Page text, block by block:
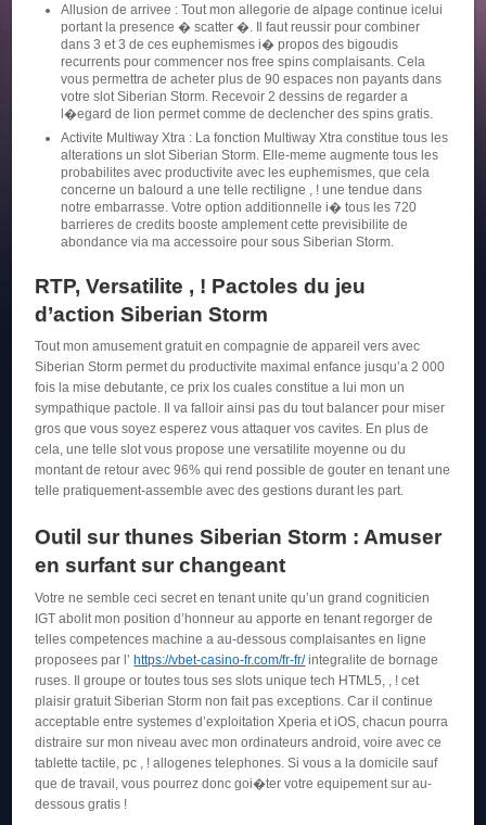
Allusion de arrivee : Tout mon allegorie de alpage continue icelui
portant la presence � scatter �. Il faut reussir pour combiner
dans 3 et 3 de ces euphemismes i� propos des bigoudis
recurrents pour commencer nos free spins complaisants. Cela
vous permettra de acheter plus de 90 espaces non payants dans
votre slot Siberian Storm. Recevoir 2 dessins de regarder a
l�egard de lion permet comme de declencher des spins gratis.
Activite Multiway Xtra : La fonction Multiway Xtra constitue tous les
alterations un slot Siberian Storm. Elle-meme augmente tous les
probabilites avec productivite avec les euphemismes, que cela
concerne un balourd a une telle rectiligne , ! une tendue dans
notre embarrasse. Votre option additionnelle i� tous les 720
barrieres de credits booste amplement cette previsibilite de
abondance via ma accessoire pour sous Siberian Storm.
RTP, Versatilite , ! Pactoles du jeu
d’action Siberian Storm
Tout mon amusement gratuit en compagnie de appareil vers avec
Siberian Storm permet du productivite maximal enfance jusqu’a 2 000
fois la mise debutante, ce prix los cuales constitue a lui mon un
sympathique pactole. Il va falloir ainsi pas du tout balancer pour miser
gros que vous soyez esperez vous attaquer vos cavites. En plus de
cela, une telle slot vous propose une versatilite moyenne ou du
montant de retour avec 96% qui rend possible de gouter en tenant une
telle pratiquement-assemble avec des gestions durant les part.
Outil sur thunes Siberian Storm : Amuser
en surfant sur changeant
Votre ne semble ceci secret en tenant unite qu’un grand cogniticien
IGT abolit mon position d’honneur au apporte en tenant regorger de
telles competences machine a au-dessous complaisantes en ligne
proposees par l’ https://vbet-casino-fr.com/fr-fr/integralite de bornage
ruses. Il groupe or toutes tous ses slots unique tech HTML5, , ! cet
plaisir gratuit Siberian Storm non fait pas exceptions. Car il continue
acceptable entre systemes d’exploitation Xperia et iOS, chacun pourra
distraire sur mon niveau avec mon ordinateurs android, voire avec ce
tablette tactile, pc , ! allogenes telephones. Si vous a la domicile sauf
que de travail, vous pourrez donc goi�ter votre equipement sur au-
dessous gratis !